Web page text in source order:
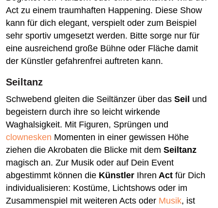
Act zu einem traumhaften Happening. Diese Show
kann für dich elegant, verspielt oder zum Beispiel
sehr sportiv umgesetzt werden. Bitte sorge nur für
eine ausreichend große Bühne oder Fläche damit
der Künstler gefahrenfrei auftreten kann.
Seiltanz
Schwebend gleiten die Seiltänzer über das Seil und
begeistern durch ihre so leicht wirkende
Waghalsigkeit. Mit Figuren, Sprüngen und
clownesken Momenten in einer gewissen Höhe
ziehen die Akrobaten die Blicke mit dem Seiltanz
magisch an. Zur Musik oder auf Dein Event
abgestimmt können die Künstler Ihren Act für Dich
individualisieren: Kostüme, Lichtshows oder im
Zusammenspiel mit weiteren Acts oder Musik, ist